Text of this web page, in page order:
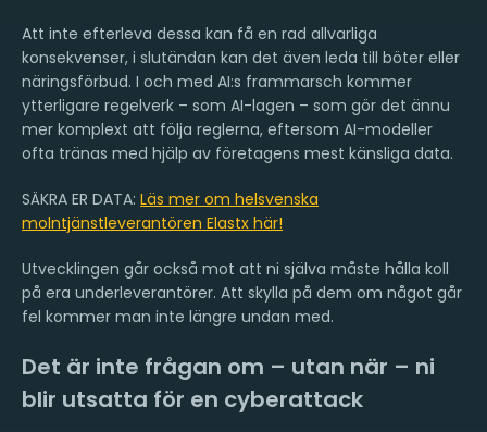
Att inte efterleva dessa kan få en rad allvarliga
konsekvenser, i slutändan kan det även leda till böter eller
näringsförbud. I och med AI:s frammarsch kommer
ytterligare regelverk – som AI-lagen – som gör det ännu
mer komplext att följa reglerna, eftersom AI-modeller
ofta tränas med hjälp av företagens mest känsliga data.
SÄKRA ER DATA: Läs mer om helsvenska
molntjänstleverantören Elastx här!
Utvecklingen går också mot att ni själva måste hålla koll
på era underleverantörer. Att skylla på dem om något går
fel kommer man inte längre undan med.
Det är inte frågan om – utan när – ni
blir utsatta för en cyberattack